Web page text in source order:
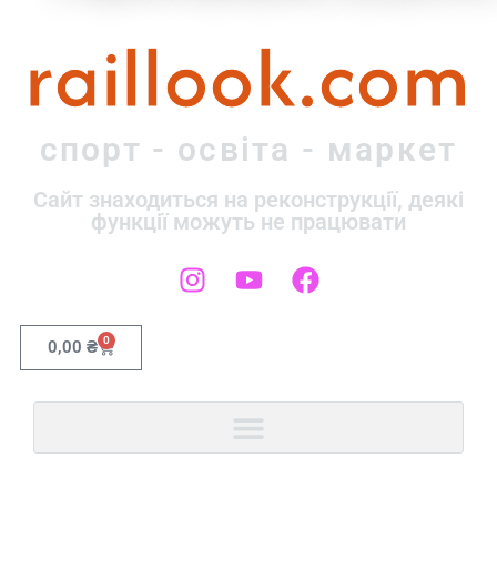
raillook.com
спорт - освіта - маркет
Сайт знаходиться на реконструкції, деякі
функції можуть не працювати
0,00 ₴ 0